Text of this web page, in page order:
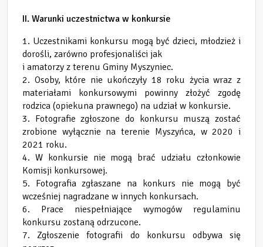
II. Warunki uczestnictwa w konkursie
1. Uczestnikami konkursu mogą być dzieci, młodzież i
dorośli, zarówno profesjonaliści jak
i amatorzy z terenu Gminy Myszyniec.
2. Osoby, które nie ukończyły 18 roku życia wraz z
materiałami konkursowymi powinny złożyć zgodę
rodzica (opiekuna prawnego) na udział w konkursie.
3. Fotografie zgłoszone do konkursu muszą zostać
zrobione wyłącznie na terenie Myszyńca, w 2020 i
2021 roku.
4. W konkursie nie mogą brać udziału członkowie
Komisji konkursowej.
5. Fotografia zgłaszane na konkurs nie mogą być
wcześniej nagradzane w innych konkursach.
6. Prace niespełniające wymogów regulaminu
konkursu zostaną odrzucone.
7. Zgłoszenie fotografii do konkursu odbywa się